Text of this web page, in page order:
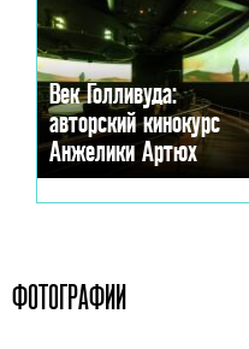
Век Голливуда:
авторский кинокурс
Анжелики Артюх
ФОТОГРАФИИ